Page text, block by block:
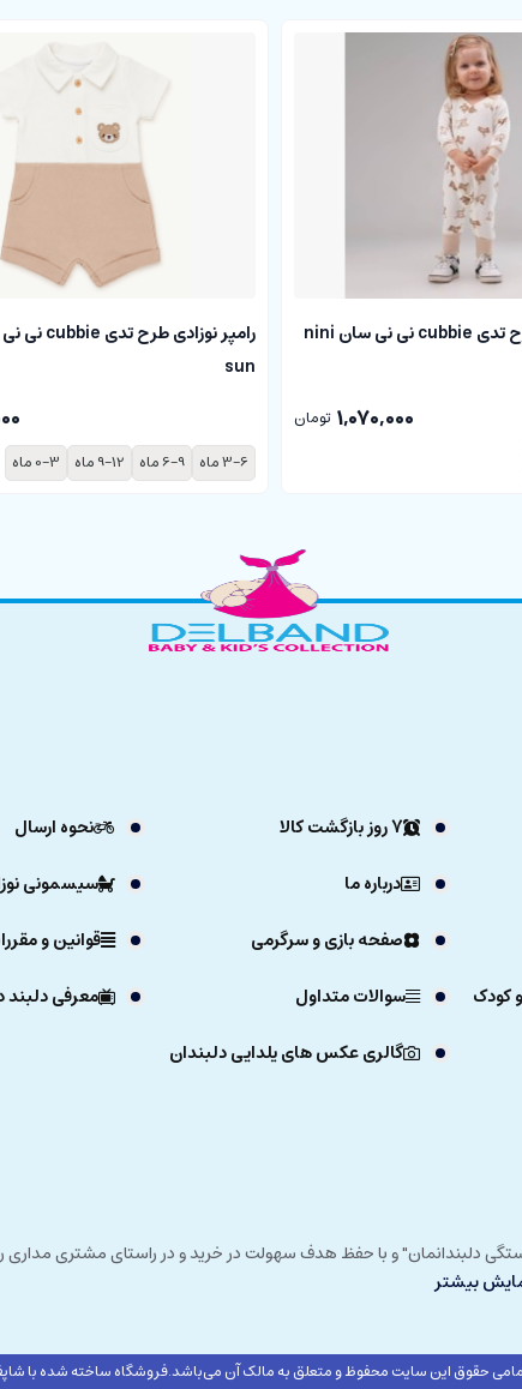
سرهمی نوزادی طرح تدی cubbie نی نی سان nini
1,070,000 تومان
sun
3-6 ماه
6-9 ماه 9-12 ماه 0-3 ماه
7 روز بازگشت کالا
نحوه ارسال
درباره ما
سیسمونی
صفحه بازی و سرگرمی
قوانین و
کودک
سوالات متداول
معرفی
گالری عکس های یلدایی دلبندان
در زمستان 1392 و با شعار "آرزوی دلبند آراستگی دلبندانمان" و با حفظ هدف سهولت در خرید
بیشتر
حقوق این سایت محفوظ و متعلق به مالک آن می‌باشد.فروشگاه ساخته شده با